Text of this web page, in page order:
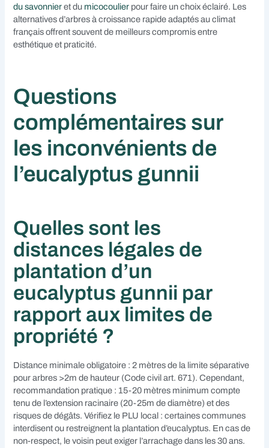
du savonnieret du micocoulier pour faire un choix éclairé. Les
alternatives d’arbres à croissance rapide adaptés au climat
français offrent souvent de meilleurs compromis entre
esthétique et praticité.
Questions
complémentaires sur
les inconvénients de
l’eucalyptus gunnii
Quelles sont les
distances légales de
plantation d’un
eucalyptus gunnii par
rapport aux limites de
propriété ?
Distance minimale obligatoire : 2 mètres de la limite séparative
pour arbres >2m de hauteur (Code civil art. 671). Cependant,
recommandation pratique : 15-20 mètres minimum compte
tenu de l’extension racinaire (20-25m de diamètre) et des
risques de dégâts. Vérifiez le PLU local : certaines communes
interdisent ou restreignent la plantation d’eucalyptus. En cas de
non-respect, le voisin peut exiger l’arrachage dans les 30 ans.